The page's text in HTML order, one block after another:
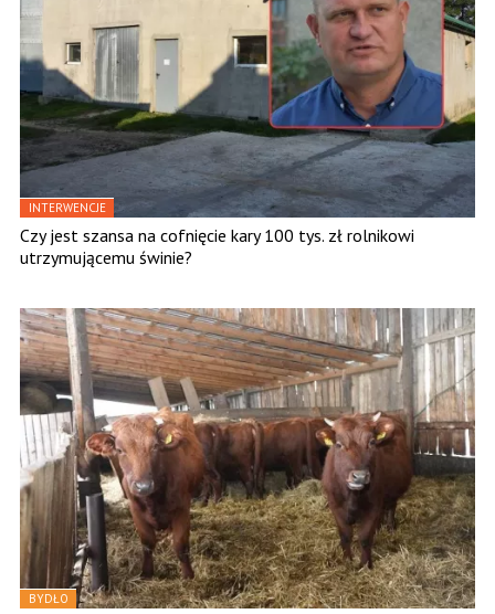
INTERWENCJE
Czy jest szansa na cofnięcie kary 100 tys. zł rolnikowi
utrzymującemu świnie?
BYDŁO